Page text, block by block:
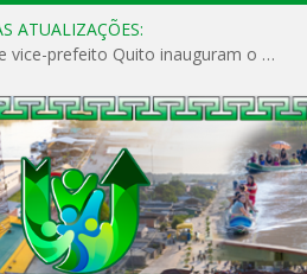
ATUALIZAÇÕES:
Prefeito Vivaldo Mendes e vice-prefeito Quito inauguram o CAPS e fortalecem a saúde pública em Anajás.